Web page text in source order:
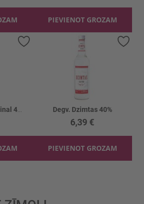
PIEVIENOT GROZAM
Pievienot vēlmju sarakstam
Degv. Dzimtas 40%
6,39 €
PIEVIENOT GROZAM